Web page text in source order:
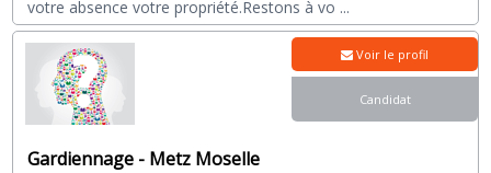
votre absence votre propriété.Restons à vo ...
Gardiennage - Metz Moselle
Voir le profil
Candidat